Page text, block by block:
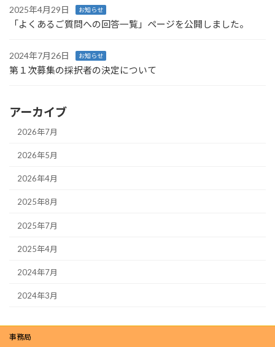
2025年4月29日 お知らせ
「よくあるご質問への回答一覧」ページを公開しました。
2024年7月26日 お知らせ
第１次募集の採択者の決定について
アーカイブ
2026年7月
2026年5月
2026年4月
2025年8月
2025年7月
2025年4月
2024年7月
2024年3月
事務局